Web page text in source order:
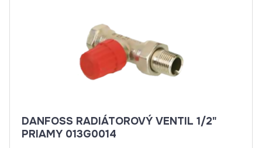
DANFOSS RADIÁTOROVÝ VENTIL 1/2"
PRIAMY 013G0014